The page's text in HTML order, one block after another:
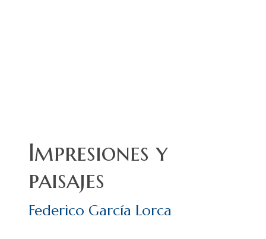
Impresiones y
paisajes
Federico García Lorca